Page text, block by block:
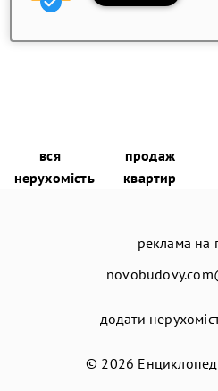
вся
нерухомість
продаж
квартир
реклама на
додати
© 2026